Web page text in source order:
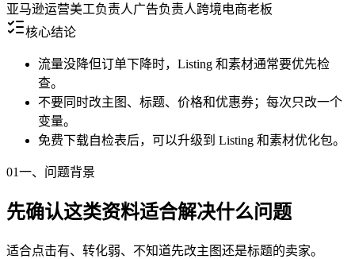
亚马逊运营美工负责人广告负责人跨境电商老板
核心结论
流量没降但订单下降时，Listing 和素材通常要优先检
查。
不要同时改主图、标题、价格和优惠券；每次只改一个
变量。
免费下载自检表后，可以升级到 Listing 和素材优化包。
01一、问题背景
先确认这类资料适合解决什么问题
适合点击有、转化弱、不知道先改主图还是标题的卖家。